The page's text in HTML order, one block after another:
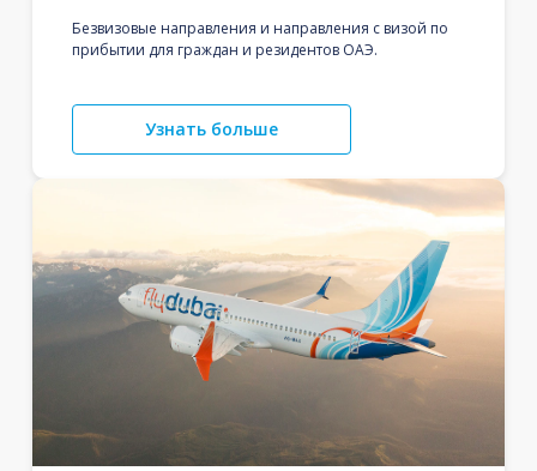
Безвизовые направления и направления с визой по
прибытии для граждан и резидентов ОАЭ.
Узнать больше